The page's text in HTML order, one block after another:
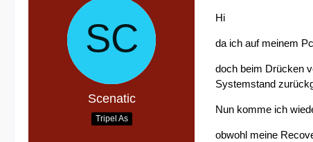
Scenatic
Tripel As
Hi
da ich auf meinem
doch beim Drücken
Systemstand
Nun komme ich
obwohl meine